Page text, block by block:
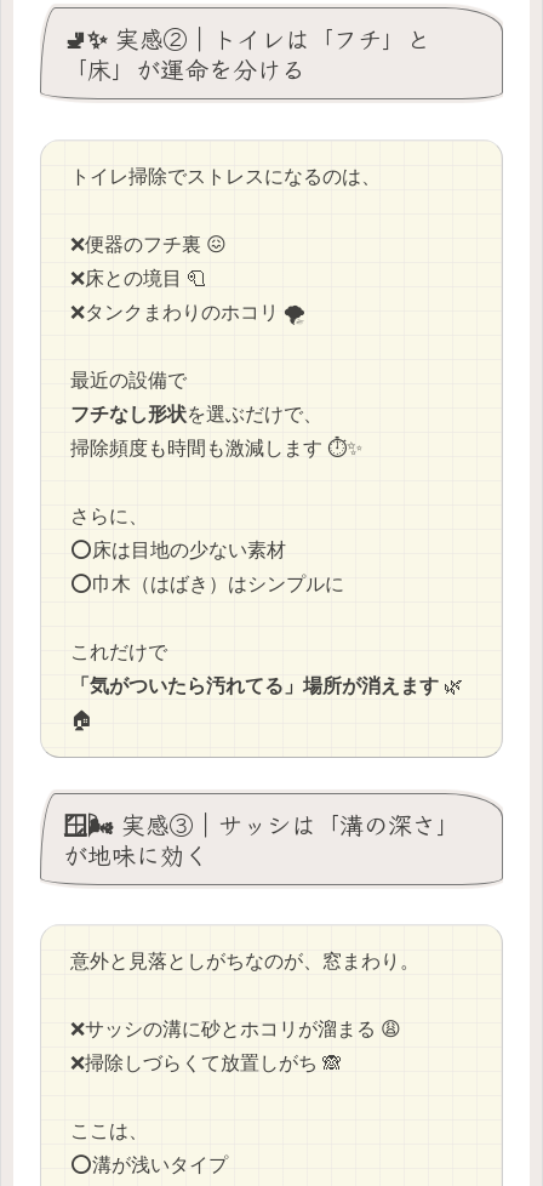
🚽✨ 実感②｜トイレは「フチ」と
「床」が運命を分ける
トイレ掃除でストレスになるのは、
❌️便器のフチ裏 😖
❌️床との境目 🧻
❌️タンクまわりのホコリ 🌪️
最近の設備で
フチなし形状を選ぶだけで、
掃除頻度も時間も激減します ⏱️✨
さらに、
⭕️床は目地の少ない素材
⭕️巾木（はばき）はシンプルに
これだけで
「気がついたら汚れてる」場所が消えます 🌿
🏠
🪟🌬️ 実感③｜サッシは「溝の深さ」
が地味に効く
意外と見落としがちなのが、窓まわり。
❌️サッシの溝に砂とホコリが溜まる 😩
❌️掃除しづらくて放置しがち 🙈
ここは、
⭕️溝が浅いタイプ